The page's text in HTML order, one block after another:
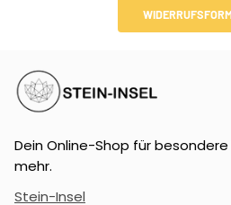
Dein Online-Shop für
mehr.
Stein-Insel